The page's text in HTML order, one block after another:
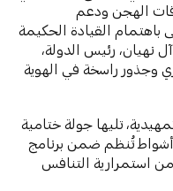
الهجن ودعم
باهتمام القيادة الحكيمة
رئيس الدولة،
وجذور راسخة في الهوية
تليها جولة ختامية
شهر أكتوبر، بمجموع 605 أشواط تُنظم ضمن برنامج
استمرارية التنافس